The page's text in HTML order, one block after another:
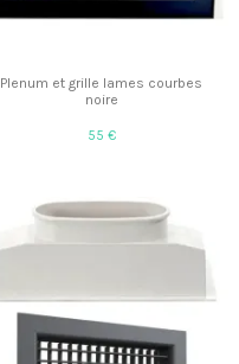
Plenum et grille lames courbes
noire
55 €